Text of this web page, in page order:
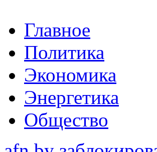
Главное
Политика
Экономика
Энергетика
Общество